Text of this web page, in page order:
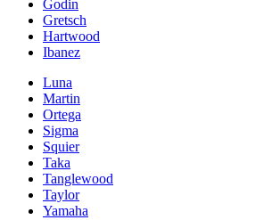
Godin
Gretsch
Hartwood
Ibanez
Luna
Martin
Ortega
Sigma
Squier
Taka
Tanglewood
Taylor
Yamaha